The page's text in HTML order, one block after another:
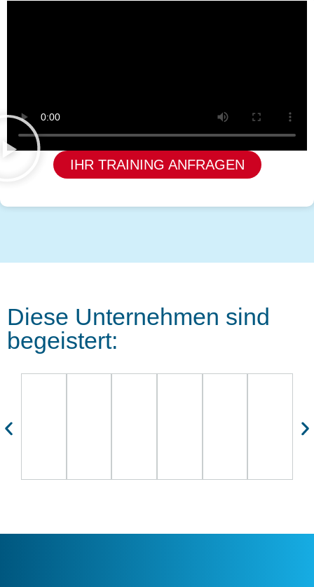
IHR TRAINING ANFRAGEN
Diese Unternehmen sind
begeistert: